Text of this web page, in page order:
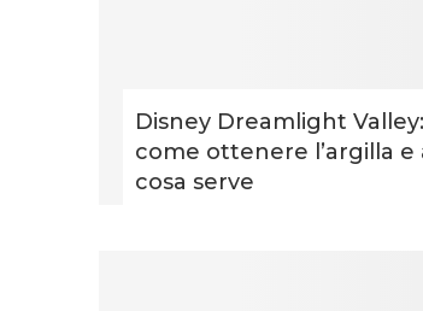
Disney Dreamlight Valley:
come ottenere l’argilla e
cosa serve